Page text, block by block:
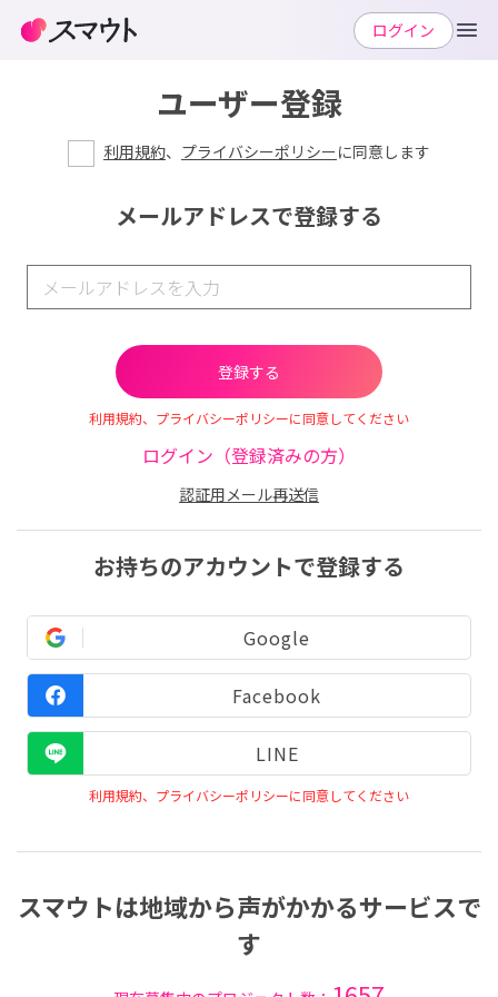
ユーザー登録
利用規約、 プライバシーポリシーに同意します
メールアドレスで登録する
利用規約、プライバシーポリシーに同意してください
ログイン（登録済みの方）
認証用メール再送信
お持ちのアカウントで登録する
Google
Facebook
LINE
利用規約、プライバシーポリシーに同意してください
スマウトは地域から声がかかるサービスで
す
ログイン